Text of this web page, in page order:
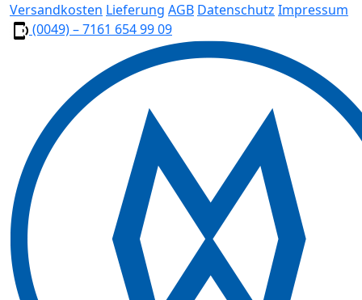
Versandkosten Lieferung AGB Datenschutz Impressum
(0049) – 7161 654 99 09